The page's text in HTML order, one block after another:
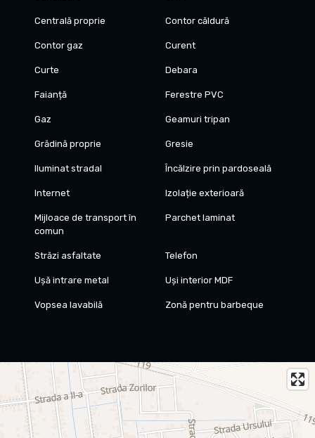
Centrală proprie Contor căldură
Contor gaz Curent
Curte Debara
Faianță Ferestre PVC
Gaz Geamuri tripan
Grădină proprie Gresie
Iluminat stradal Încălzire prin pardoseală
Internet Izolație exterioară
Mijloace de transport în
comun
Parchet laminat
Străzi asfaltate Telefon
Ușă intrare metal Uși interior MDF
Vopsea lavabilă Zonă pentru barbeque